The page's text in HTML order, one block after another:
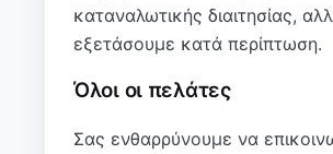
καταναλωτικής διαιτησίας,
εξετάσουμε κατά περίπτωση.
Όλοι οι πελάτες
Σας ενθαρρύνουμε να